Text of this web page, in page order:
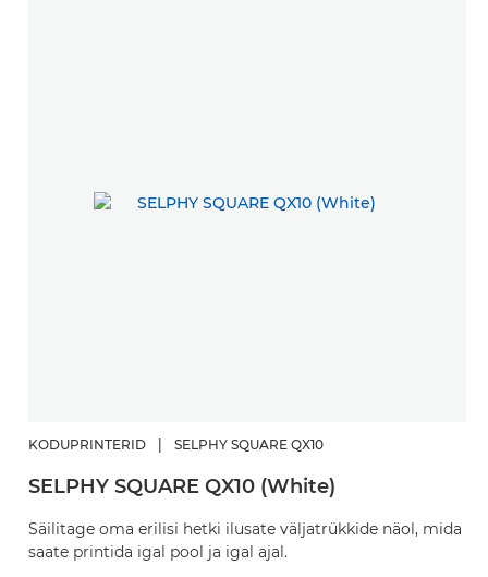
KODUPRINTERID SELPHY SQUARE QX10
SELPHY SQUARE QX10 (White)
Säilitage oma erilisi hetki ilusate väljatrükkide näol, mida
saate printida igal pool ja igal ajal.